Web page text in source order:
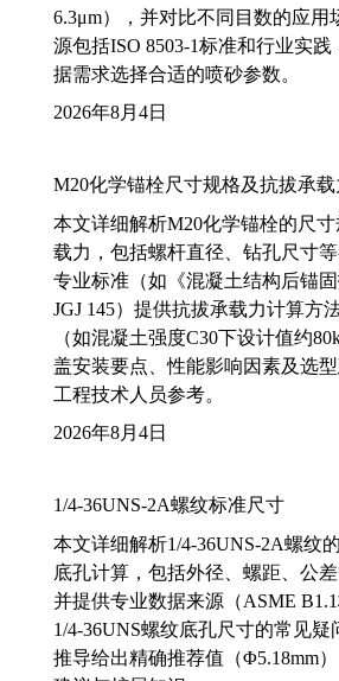
6.3μm），并对比不同目数的应用
源包括ISO 8503-1标准和行业实践
据需求选择合适的喷砂参数。
2026年8月4日
M20化学锚栓尺寸规格及抗拔承
本文详细解析M20化学锚栓的尺
载力，包括螺杆直径、钻孔尺寸
专业标准（如《混凝土结构后锚固
JGJ 145）提供抗拔承载力计算方
（如混凝土强度C30下设计值约
盖安装要点、性能影响因素及选
工程技术人员参考。
2026年8月4日
1/4-36UNS-2A螺纹标准尺寸
本文详细解析1/4-36UNS-2A螺纹
底孔计算，包括外径、螺距、公差
并提供专业数据来源（ASME
1/4-36UNS螺纹底孔尺寸的常见疑
推导给出精确推荐值（Φ5.18mm